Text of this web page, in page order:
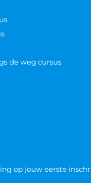
de weg cursus
op jouw eerste